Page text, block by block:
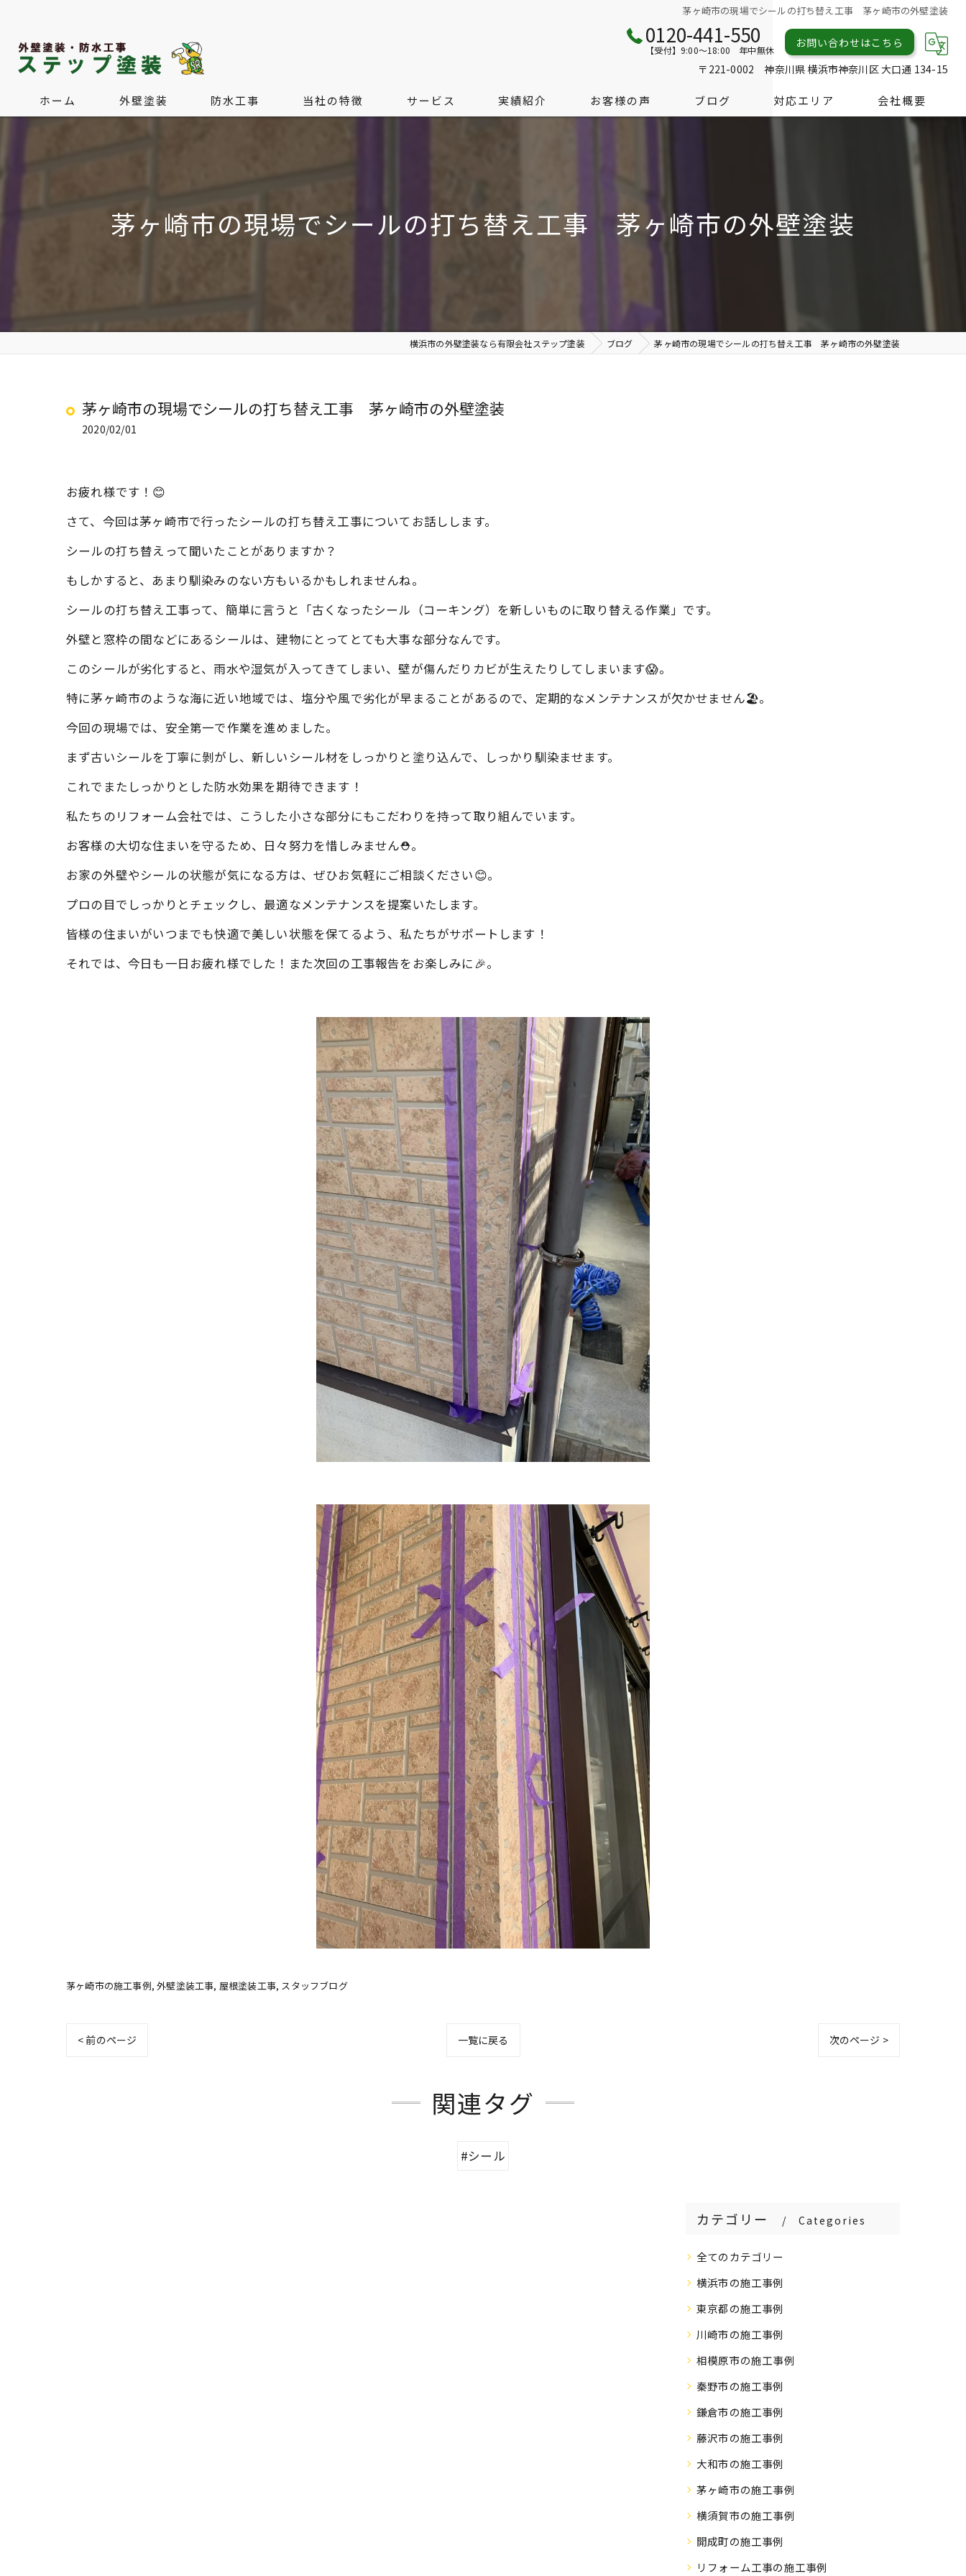
茅ヶ崎市の現場でシールの打ち替え工事 茅ヶ崎市の外壁塗装
0120-441-550
【受付】9:00～18:00 年中無休
お問い合わせはこちら
〒221-0002 神奈川県 横浜市神奈川区 大口通 134-15
ホーム 外壁塗装 防水工事 当社の特徴
外構工事
サービス
無料現地調査のご案内
実績紹介 お客様の声 ブログ 対応エリア 会社概要
茅ヶ崎市の現場でシールの打ち替え工事 茅ヶ崎市の外壁塗装
横浜市の外壁塗装なら有限会社ステップ塗装 ブログ 茅ヶ崎市の現場でシールの打ち替え工事 茅ヶ崎市の外壁塗装
茅ヶ崎市の現場でシールの打ち替え工事 茅ヶ崎市の外壁塗装
2020/02/01
お疲れ様です！😊
さて、今回は茅ヶ崎市で行ったシールの打ち替え工事についてお話しします。
シールの打ち替えって聞いたことがありますか？
もしかすると、あまり馴染みのない方もいるかもしれませんね。
シールの打ち替え工事って、簡単に言うと「古くなったシール（コーキング）を新しいものに取り替える作業」です。
外壁と窓枠の間などにあるシールは、建物にとってとても大事な部分なんです。
このシールが劣化すると、雨水や湿気が入ってきてしまい、壁が傷んだりカビが生えたりしてしまいます😱。
特に茅ヶ崎市のような海に近い地域では、塩分や風で劣化が早まることがあるので、定期的なメンテナンスが欠かせません🏖️。
今回の現場では、安全第一で作業を進めました。
まず古いシールを丁寧に剝がし、新しいシール材をしっかりと塗り込んで、しっかり馴染ませます。
これでまたしっかりとした防水効果を期待できます！
私たちのリフォーム会社では、こうした小さな部分にもこだわりを持って取り組んでいます。
お客様の大切な住まいを守るため、日々努力を惜しみません⛑️。
お家の外壁やシールの状態が気になる方は、ぜひお気軽にご相談ください😊。
プロの目でしっかりとチェックし、最適なメンテナンスを提案いたします。
皆様の住まいがいつまでも快適で美しい状態を保てるよう、私たちがサポートします！
それでは、今日も一日お疲れ様でした！また次回の工事報告をお楽しみに🎉。
茅ヶ崎市の施工事例 外壁塗装工事 屋根塗装工事 スタッフブログ
< 前のページ 一覧に戻る 次のページ >
関連タグ
#シール
カテゴリー Categories
全てのカテゴリー
横浜市の施工事例
東京都の施工事例
川崎市の施工事例
相模原市の施工事例
秦野市の施工事例
鎌倉市の施工事例
藤沢市の施工事例
大和市の施工事例
茅ヶ崎市の施工事例
横須賀市の施工事例
開成町の施工事例
リフォーム工事の施工事例